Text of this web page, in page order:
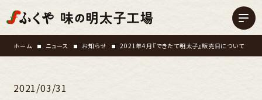
ホーム ニュース お知らせ 2021年4月『できたて明太子』販売日について
2021/03/31